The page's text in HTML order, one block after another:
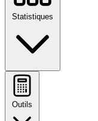
Statistiques
Outils